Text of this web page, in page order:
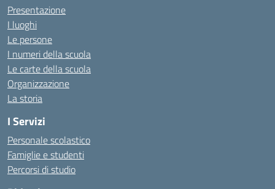
Presentazione
I luoghi
Le persone
I numeri della scuola
Le carte della scuola
Organizzazione
La storia
I Servizi
Personale scolastico
Famiglie e studenti
Percorsi di studio